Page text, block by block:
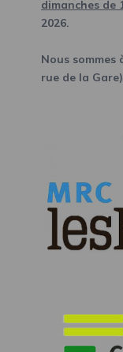
dimanches de
2026.
Nous sommes
rue de la